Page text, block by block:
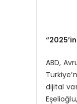
“
ABD,
dijital